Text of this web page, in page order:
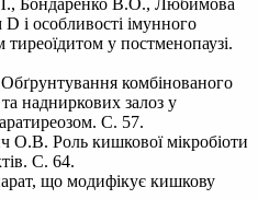
Бондаренко В.О., Любимова
і особливості імунного
у постменопаузі.
комбінованого
надниркових залоз у
С. 57.
Роль кишкової мікробіоти
С. 64.
що модифікує кишкову